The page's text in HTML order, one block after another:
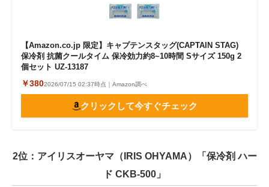
【Amazon.co.jp 限定】キャプテンスタッグ(CAPTAIN STAG)
保冷剤 抗菌クールタイム 保冷効力約8~10時間 Sサイズ 150g 2
個セット UZ-13187
￥3802026/07/15 02:37時点｜Amazon調べ
クリックして今すぐチェック
2位：アイリスオーヤマ（IRIS OHYAMA）「保冷剤 ハー
ド CKB-500」